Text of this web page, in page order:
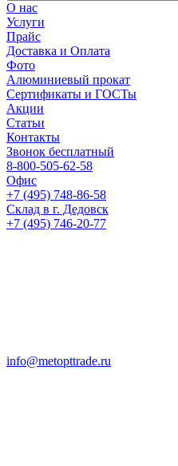
О нас
Услуги
Прайс
Доставка и Оплата
Фото
Алюминиевый прокат
Сертификаты и ГОСТы
Акции
Статьи
Контакты
Звонок бесплатный
8-800-505-62-58
Офис
+7 (495) 748-86-58
Склад в г. Дедовск
+7 (495) 746-20-77
info@metopttrade.ru